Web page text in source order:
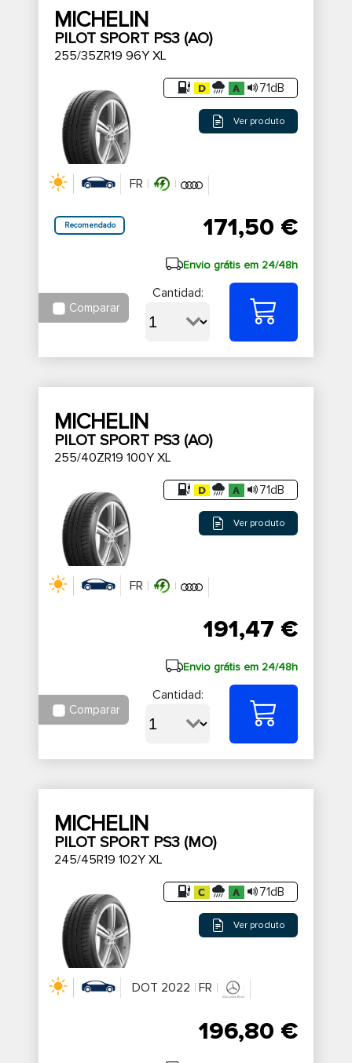
MICHELIN
PILOT SPORT PS3 (AO)
255/35ZR19 96Y XL
71dB
Ver produto
FR
Recomendado 171,50 €
Envio grátis em 24/48h
Comparar
Cantidad:
MICHELIN
PILOT SPORT PS3 (AO)
255/40ZR19 100Y XL
71dB
Ver produto
FR
191,47 €
Envio grátis em 24/48h
Comparar
Cantidad:
MICHELIN
PILOT SPORT PS3 (MO)
245/45R19 102Y XL
71dB
Ver produto
DOT 2022 FR
196,80 €